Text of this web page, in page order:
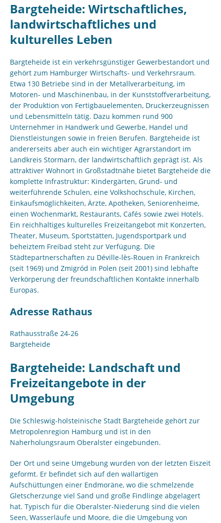
Bargteheide: Wirtschaftliches,
landwirtschaftliches und
kulturelles Leben
Bargteheide ist ein verkehrsgünstiger Gewerbestandort und
gehört zum Hamburger Wirtschafts- und Verkehrsraum.
Etwa 130 Betriebe sind in der Metallverarbeitung, im
Motoren- und Maschinenbau, in der Kunststoffverarbeitung,
der Produktion von Fertigbauelementen, Druckerzeugnissen
und Lebensmitteln tätig. Dazu kommen rund 900
Unternehmer in Handwerk und Gewerbe, Handel und
Dienstleistungen sowie in freien Berufen. Bargteheide ist
andererseits aber auch ein wichtiger Agrarstandort im
Landkreis Stormarn, der landwirtschaftlich geprägt ist. Als
attraktiver Wohnort in Großstadtnähe bietet Bargteheide die
komplette Infrastruktur: Kindergärten, Grund- und
weiterführende Schulen, eine Volkshochschule, Kirchen,
Einkaufsmöglichkeiten, Ärzte, Apotheken, Seniorenheime,
einen Wochenmarkt, Restaurants, Cafés sowie zwei Hotels.
Ein reichhaltiges kulturelles Freizeitangebot mit Konzerten,
Theater, Museum, Sportstätten, Jugendsportpark und
beheiztem Freibad steht zur Verfügung. Die
Städtepartnerschaften zu Déville-lès-Rouen in Frankreich
(seit 1969) und Zmigród in Polen (seit 2001) sind lebhafte
Verkörperung der freundschaftlichen Kontakte innerhalb
Europas.
Adresse Rathaus
Rathausstraße 24-26
Bargteheide
Bargteheide: Landschaft und
Freizeitangebote in der
Umgebung
Die Schleswig-holsteinische Stadt Bargteheide gehört zur
Metropolenregion Hamburg und ist in den
Naherholungsraum Oberalster eingebunden.
Der Ort und seine Umgebung wurden von der letzten Eiszeit
geformt. Er befindet sich auf den wallartigen
Aufschüttungen einer Endmoräne, wo die schmelzende
Gletscherzunge viel Sand und große Findlinge abgelagert
hat. Typisch für die Oberalster-Niederung sind die vielen
Seen, Wasserläufe und Moore, die die Umgebung von